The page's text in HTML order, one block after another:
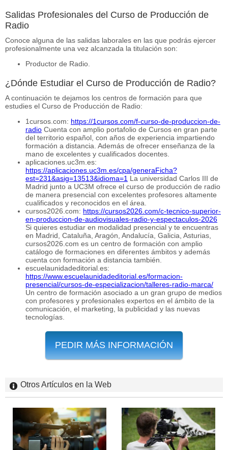
Salidas Profesionales del Curso de Producción de
Radio
Conoce alguna de las salidas laborales en las que podrás ejercer
profesionalmente una vez alcanzada la titulación son:
Productor de Radio.
¿Dónde Estudiar el Curso de Producción de Radio?
A continuación te dejamos los centros de formación para que
estudies el Curso de Producción de Radio:
1cursos.com: https://1cursos.com/f-curso-de-produccion-de-
radio Cuenta con amplio portafolio de Cursos en gran parte
del territorio español, con años de experiencia impartiendo
formación a distancia. Además de ofrecer enseñanza de la
mano de excelentes y cualificados docentes.
aplicaciones.uc3m.es:
https://aplicaciones.uc3m.es/cpa/generaFicha?
est=231&asig=13513&idioma=1 La universidad Carlos III de
Madrid junto a UC3M ofrece el curso de producción de radio
de manera presencial con excelentes profesores altamente
cualificados y reconocidos en el área.
cursos2026.com: https://cursos2026.com/c-tecnico-superior-
en-produccion-de-audiovisuales-radio-y-espectaculos-2026
Si quieres estudiar en modalidad presencial y te encuentras
en Madrid, Cataluña, Aragón, Andalucía, Galicia, Asturias,
cursos2026.com es un centro de formación con amplio
catálogo de formaciones en diferentes ámbitos y además
cuenta con formación a distancia también.
escuelaunidadeditorial.es:
https://www.escuelaunidadeditorial.es/formacion-
presencial/cursos-de-especializacion/talleres-radio-marca/
Un centro de formación asociado a un gran grupo de medios
con profesores y profesionales expertos en el ámbito de la
comunicación, el marketing, la publicidad y las nuevas
tecnologías.
PEDIR MÁS INFORMACIÓN
Otros Artículos en la Web